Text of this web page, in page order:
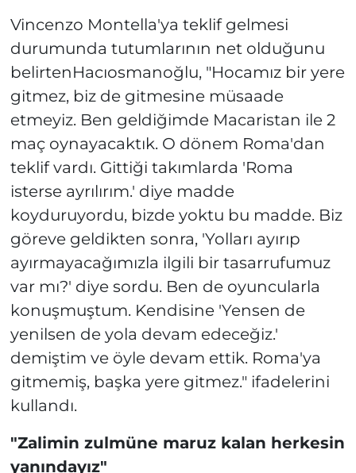
Vincenzo Montella'ya teklif gelmesi
durumunda tutumlarının net olduğunu
belirtenHacıosmanoğlu, "Hocamız bir yere
gitmez, biz de gitmesine müsaade
etmeyiz. Ben geldiğimde Macaristan ile 2
maç oynayacaktık. O dönem Roma'dan
teklif vardı. Gittiği takımlarda 'Roma
isterse ayrılırım.' diye madde
koyduruyordu, bizde yoktu bu madde. Biz
göreve geldikten sonra, 'Yolları ayırıp
ayırmayacağımızla ilgili bir tasarrufumuz
var mı?' diye sordu. Ben de oyuncularla
konuşmuştum. Kendisine 'Yensen de
yenilsen de yola devam edeceğiz.'
demiştim ve öyle devam ettik. Roma'ya
gitmemiş, başka yere gitmez." ifadelerini
kullandı.
"Zalimin zulmüne maruz kalan herkesin
yanındayız"